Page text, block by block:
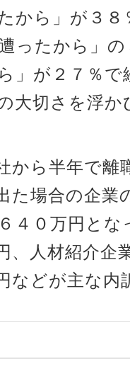
から」が３８
ったから」
」が２７％で
大切さを浮
から半年で離
た場合の企業
４０万円とな
、人材紹介企
などが主な内